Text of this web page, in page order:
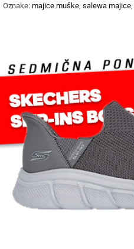
Oznake: majice muške salewa majice